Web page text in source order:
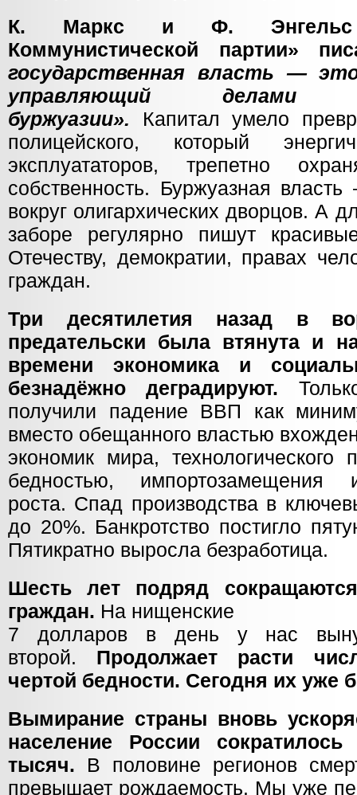
К. Маркс и Ф. Энгельс
Коммунистической партии»
государственная власть —
управляющий делами
буржуазии».
Капитал умело
полицейского, который
эксплуататоров, трепетно
собственность. Буржуазная
вокруг олигархических дворцов. А
заборе регулярно пишут
Отечеству, демократии, правах
граждан.
Три десятилетия назад в
предательски была втянута и
времени экономика и
безнадёжно деградируют.
получили падение ВВП как
вместо обещанного властью
экономик мира,
бедностью, импортозамещения
роста. Спад производства в
до 20%. Банкротство постигло
Пятикратно выросла безработица.
Шесть лет подряд
граждан. На нищенские
7 долларов в день у нас
второй. Продолжает расти
чертой бедности. Сегодня их уже
Вымирание страны вновь
население России
тысяч. В половине регионов
превышает рождаемость. Мы уже